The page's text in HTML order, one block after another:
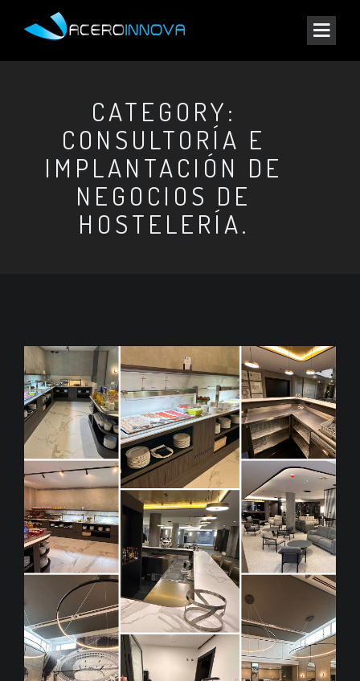
CATEGORY:
CONSULTORÍA E
IMPLANTACIÓN DE
NEGOCIOS DE
HOSTELERÍA.